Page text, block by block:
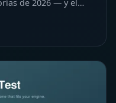
de 2026 — y el